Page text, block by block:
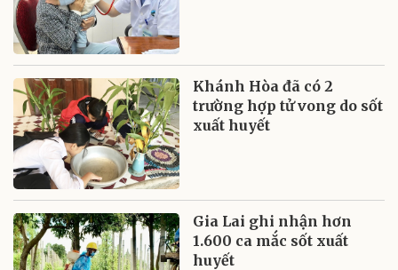
Khánh Hòa đã có 2
trường hợp tử vong do sốt
xuất huyết
Gia Lai ghi nhận hơn
1.600 ca mắc sốt xuất
huyết